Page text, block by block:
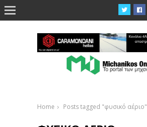
Home Posts tagged "φυσικό αέριο"